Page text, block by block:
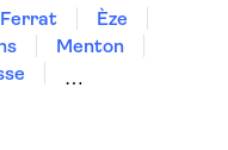
Èze
Menton